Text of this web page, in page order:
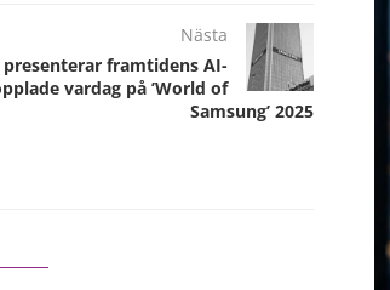
Nästa
presenterar framtidens AI-
vardag på ’World of
Samsung’ 2025